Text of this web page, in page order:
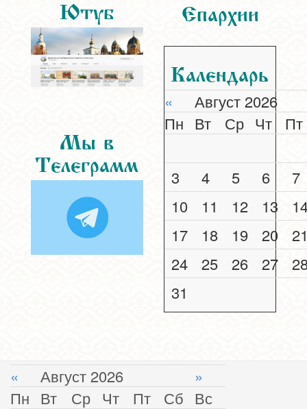
Ютуб
Мы в
Телеграмм
Епархии
Календарь
«
Август 2026
Пн Вт Ср Чт Пт
3 4 5 6
7
10
11 12 13
17
18 19 20
24
25 26 27
31
« Август 2026
»
Пн Вт Ср Чт Пт Сб Вс